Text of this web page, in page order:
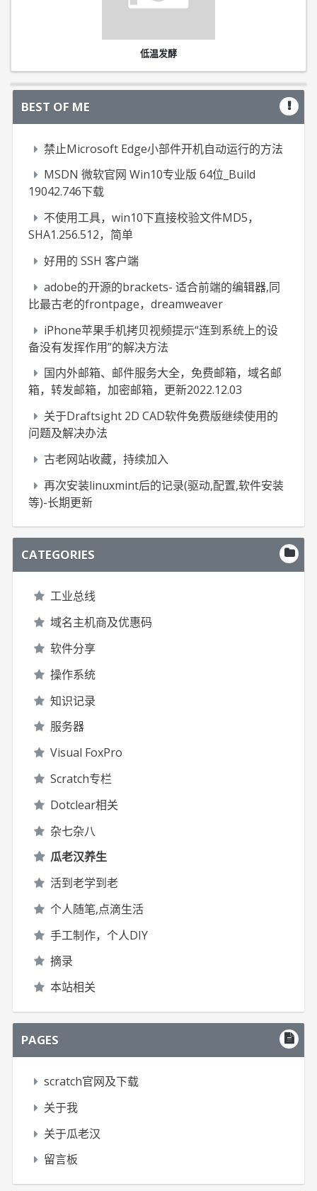
低温发酵
BEST OF ME
禁止Microsoft Edge小部件开机自动运行的方法
MSDN 微软官网 Win10专业版 64位_Build
19042.746下载
不使用工具，win10下直接校验文件MD5，
SHA1.256.512，简单
好用的 SSH 客户端
adobe的开源的brackets- 适合前端的编辑器,同
比最古老的frontpage，dreamweaver
iPhone苹果手机拷贝视频提示“连到系统上的设
备没有发挥作用”的解决方法
国内外邮箱、邮件服务大全，免费邮箱，域名邮
箱，转发邮箱，加密邮箱，更新2022.12.03
关于Draftsight 2D CAD软件免费版继续使用的
问题及解决办法
古老网站收藏，持续加入
再次安装linuxmint后的记录(驱动,配置,软件安装
等)-长期更新
CATEGORIES
工业总线
域名主机商及优惠码
软件分享
操作系统
知识记录
服务器
Visual FoxPro
Scratch专栏
Dotclear相关
杂七杂八
瓜老汉养生
活到老学到老
个人随笔,点滴生活
手工制作，个人DIY
摘录
本站相关
PAGES
scratch官网及下载
关于我
关于瓜老汉
留言板